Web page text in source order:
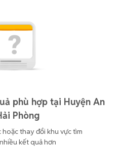
phù hợp tại Huyện An
Phòng
thay đổi khu vực tìm
kết quả hơn